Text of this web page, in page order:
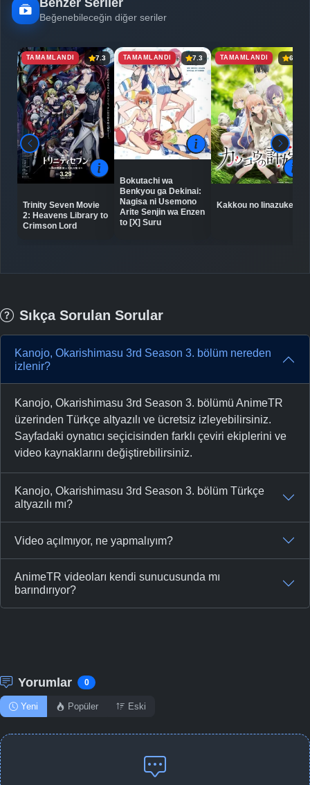
Beğenebileceğin diğer seriler
TAMAMLANDI 7.3
Trinity Seven Movie
2: Heavens Library to
Crimson Lord
TAMAMLANDI 7.3
Bokutachi wa
Benkyou ga Dekinai:
Nagisa ni Usemono
Arite Senjin wa Enzen
to [X] Suru
TAMAMLANDI 6.9
Kakkou no Iinazuke
Sıkça Sorulan Sorular
Kanojo, Okarishimasu 3rd Season 3. bölüm nereden
izlenir?
Kanojo, Okarishimasu 3rd Season 3. bölümü AnimeTR
üzerinden Türkçe altyazılı ve ücretsiz izleyebilirsiniz.
Sayfadaki oynatıcı seçicisinden farklı çeviri ekiplerini ve
video kaynaklarını değiştirebilirsiniz.
Kanojo, Okarishimasu 3rd Season 3. bölüm Türkçe
altyazılı mı?
Video açılmıyor, ne yapmalıyım?
AnimeTR videoları kendi sunucusunda mı
barındırıyor?
Yorumlar 0
Yeni Popüler Eski